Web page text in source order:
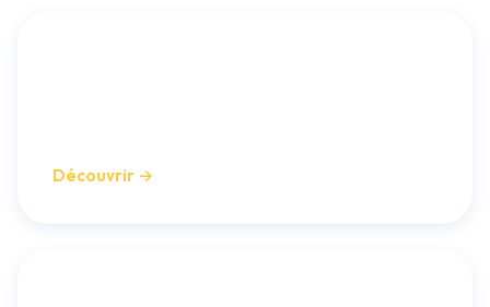
Découvrir →